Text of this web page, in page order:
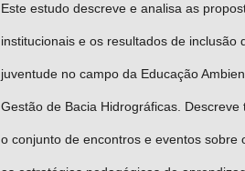
Este estudo descreve e analisa as
institucionais e os resultados de inclusão
juventude no campo da Educação
Gestão de Bacia Hidrográficas. Descreve
o conjunto de encontros e eventos sobre